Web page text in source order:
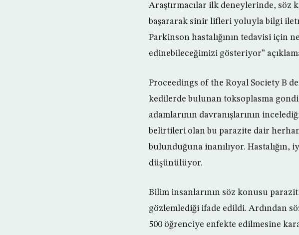
Araştırmacılar ilk deneylerinde, söz
başararak sinir lifleri yoluyla bilgi
Parkinson hastalığının tedavisi için
edinebileceğimizi gösteriyor”
Proceedings of the Royal Society B
kedilerde bulunan toksoplasma
adamlarının davranışlarının
belirtileri olan bu parazite dair
bulunduğuna inanılıyor. Hastalığın,
düşünülüyor.
Bilim insanlarının söz konusu
gözlemlediği ifade edildi. Ardından
500 öğrenciye enfekte edilmesine